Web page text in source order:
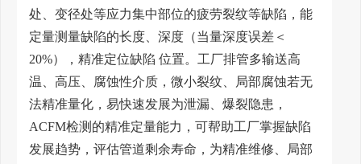
处、变径处等应力集中部位的疲劳裂纹等缺陷，能
定量测量缺陷的长度、深度（当量深度误差＜
20%），精准定位缺陷 位置。工厂排管多输送高
温、高压、腐蚀性介质，微小裂纹、局部腐蚀若无
法精准量化，易快速发展为泄漏、爆裂隐患，
ACFM检测的精准定量能力，可帮助工厂掌握缺陷
发展趋势，评估管道剩余寿命，为精准维修、局部